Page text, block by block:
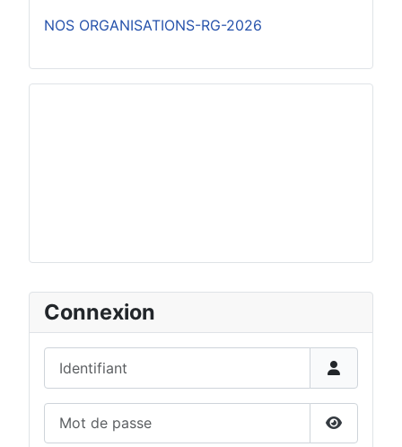
Connexion
NOS ORGANISATIONS-RG-2026